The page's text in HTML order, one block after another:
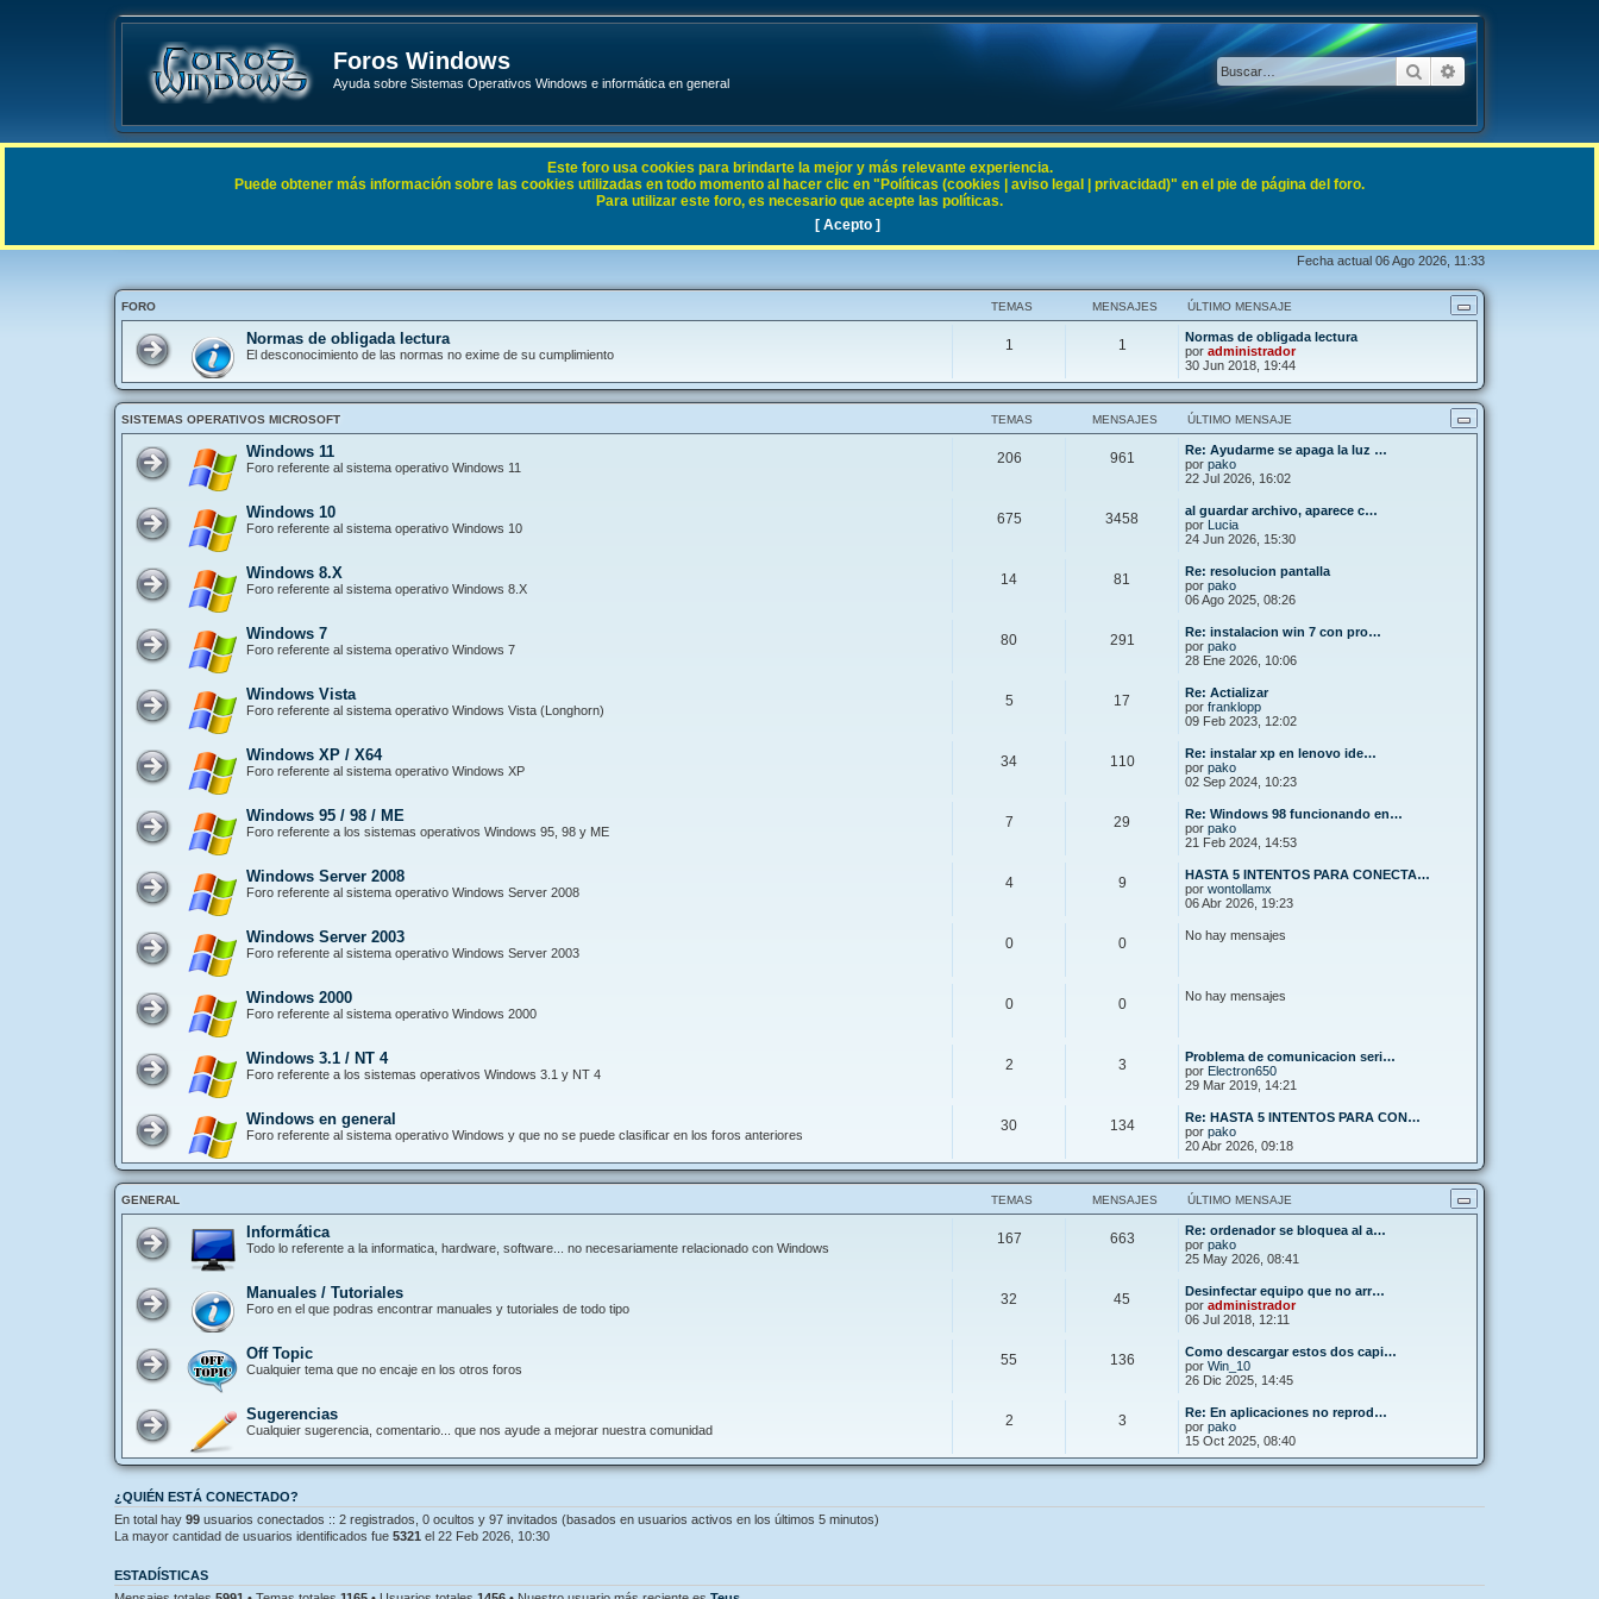
Foros Windows
Ayuda sobre Sistemas Operativos Windows e informática en general
BuscarBúsqueda
Enlaces rápidos FAQ
Fecha actual 06 Ago 2026, 11:33
FORO TEMAS MENSAJES ÚLTIMO MENSAJE
Normas de obligada lectura
El desconocimiento de las normas no exime de su cumplimiento
1 1
Normas de obligada lectura
por administrador
30 Jun 2018, 19:44
SISTEMAS OPERATIVOS MICROSOFT TEMAS MENSAJES ÚLTIMO MENSAJE
Windows 11
Foro referente al sistema operativo Windows 11
206 961
Re: Ayudarme se apaga la luz …
por pako
22 Jul 2026, 16:02
Windows 10
Foro referente al sistema operativo Windows 10
675 3458
al guardar archivo, aparece c…
por Lucia
24 Jun 2026, 15:30
Windows 8.X
Foro referente al sistema operativo Windows 8.X
14 81
Re: resolucion pantalla
por pako
06 Ago 2025, 08:26
Windows 7
Foro referente al sistema operativo Windows 7
80 291
Re: instalacion win 7 con pro…
por pako
28 Ene 2026, 10:06
Windows Vista
Foro referente al sistema operativo Windows Vista (Longhorn)
5 17
Re: Actializar
por franklopp
09 Feb 2023, 12:02
Windows XP / X64
Foro referente al sistema operativo Windows XP
34 110
Re: instalar xp en lenovo ide…
por pako
02 Sep 2024, 10:23
Windows 95 / 98 / ME
Foro referente a los sistemas operativos Windows 95, 98 y ME
7 29
Re: Windows 98 funcionando en…
por pako
21 Feb 2024, 14:53
Windows Server 2008
Foro referente al sistema operativo Windows Server 2008
4 9
HASTA 5 INTENTOS PARA CONECTA…
por wontollamx
06 Abr 2026, 19:23
Windows Server 2003
Foro referente al sistema operativo Windows Server 2003
0 0 No hay mensajes
Windows 2000
Foro referente al sistema operativo Windows 2000
0 0 No hay mensajes
Windows 3.1 / NT 4
Foro referente a los sistemas operativos Windows 3.1 y NT 4
2 3
Problema de comunicacion seri…
por Electron650
29 Mar 2019, 14:21
Windows en general
Foro referente al sistema operativo Windows y que no se puede clasificar en los foros anteriores
30 134
Re: HASTA 5 INTENTOS PARA CON…
por pako
20 Abr 2026, 09:18
GENERAL TEMAS MENSAJES ÚLTIMO MENSAJE
Informática
Todo lo referente a la informatica, hardware, software... no necesariamente relacionado con Windows
167 663
Re: ordenador se bloquea al a…
por pako
25 May 2026, 08:41
Manuales / Tutoriales
Foro en el que podras encontrar manuales y tutoriales de todo tipo
32 45
Desinfectar equipo que no arr…
por administrador
06 Jul 2018, 12:11
Off Topic
Cualquier tema que no encaje en los otros foros
55 136
Como descargar estos dos capi…
por Win_10
26 Dic 2025, 14:45
Sugerencias
Cualquier sugerencia, comentario... que nos ayude a mejorar nuestra comunidad
2 3
Re: En aplicaciones no reprod…
por pako
15 Oct 2025, 08:40
¿QUIÉN ESTÁ CONECTADO?
En total hay 99 usuarios conectados :: 2 registrados, 0 ocultos y 97 invitados (basados en usuarios activos en los últimos 5 minutos)
La mayor cantidad de usuarios identificados fue 5321 el 22 Feb 2026, 10:30
ESTADÍSTICAS
Este foro usa cookies para brindarte la mejor y más relevante experiencia.
Puede obtener más información sobre las cookies utilizadas en todo momento al hacer clic en "Políticas (cookies | aviso legal | privacidad)" en el pie de página del foro.
Para utilizar este foro, es necesario que acepte las políticas.
[ Acepto ]